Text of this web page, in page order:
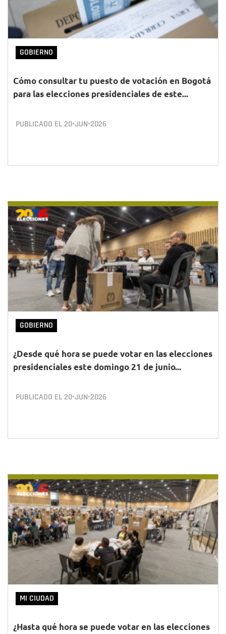
GOBIERNO
Cómo consultar tu puesto de votación en Bogotá
para las elecciones presidenciales de este...
PUBLICADO EL 20•JUN•2026
GOBIERNO
¿Desde qué hora se puede votar en las elecciones
presidenciales este domingo 21 de junio...
PUBLICADO EL 20•JUN•2026
MI CIUDAD
¿Hasta qué hora se puede votar en las elecciones